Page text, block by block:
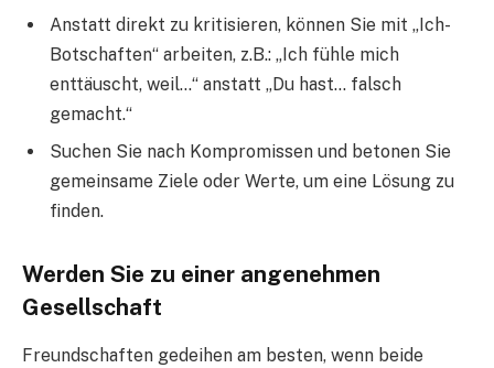
Anstatt direkt zu kritisieren, können Sie mit „Ich-
Botschaften“ arbeiten, z.B.: „Ich fühle mich
enttäuscht, weil…“ anstatt „Du hast… falsch
gemacht.“
Suchen Sie nach Kompromissen und betonen Sie
gemeinsame Ziele oder Werte, um eine Lösung zu
finden.
Werden Sie zu einer angenehmen
Gesellschaft
Freundschaften gedeihen am besten, wenn beide